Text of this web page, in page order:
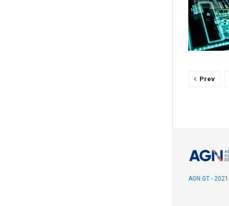
Prev
AGN.GT - 2021